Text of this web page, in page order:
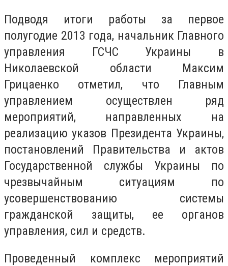
Подводя итоги работы за первое
полугодие 2013 года, начальник Главного
управления ГСЧС Украины в
Николаевской области Максим
Грицаенко отметил, что Главным
управлением осуществлен ряд
мероприятий, направленных на
реализацию указов Президента Украины,
постановлений Правительства и актов
Государственной службы Украины по
чрезвычайным ситуациям по
усовершенствованию системы
гражданской защиты, ее органов
управления, сил и средств.
Проведенный комплекс мероприятий